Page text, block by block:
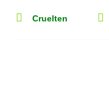
Cruelten